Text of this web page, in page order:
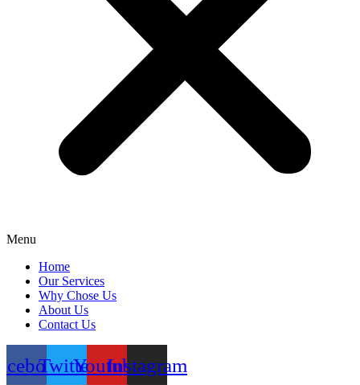
Menu
Home
Our Services
Why Chose Us
About Us
Contact Us
TwitterYoutubeInstagram